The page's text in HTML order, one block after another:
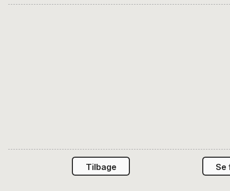
Tilbage Se